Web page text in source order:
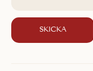
SKICKA